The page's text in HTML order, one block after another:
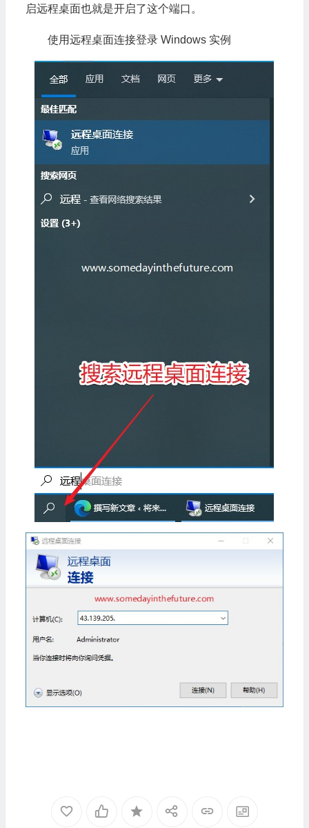
启远程桌面也就是开启了这个端口。
使用远程桌面连接登录 Windows 实例